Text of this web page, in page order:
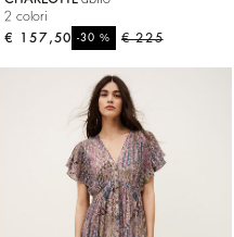
2 colori
€ 225
-30%
€ 157,50